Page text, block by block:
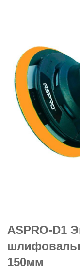
ASPRO-D1
150мм